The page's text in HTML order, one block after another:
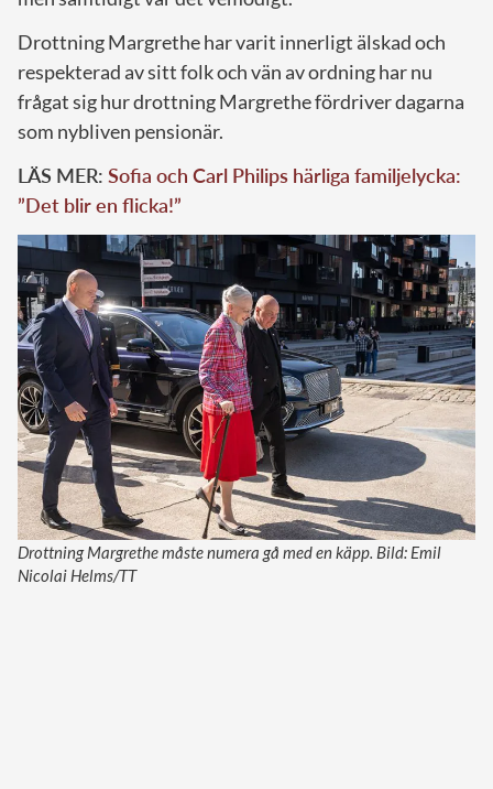
Drottning Margrethe har varit innerligt älskad och
respekterad av sitt folk och vän av ordning har nu
frågat sig hur drottning Margrethe fördriver dagarna
som nybliven pensionär.
LÄS MER: Sofia och Carl Philips härliga familjelycka:
”Det blir en flicka!”
Drottning Margrethe måste numera gå med en käpp. Bild: Emil
Nicolai Helms/TT